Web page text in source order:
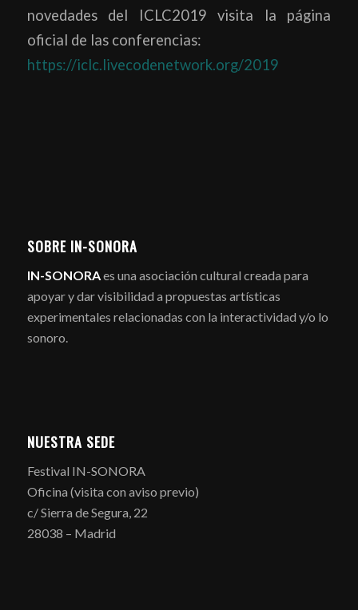
novedades del ICLC2019 visita la página
oficial de las conferencias:
https://iclc.livecodenetwork.org/2019
SOBRE IN-SONORA
IN-SONORAes una asociación cultural creada para
apoyar y dar visibilidad a propuestas artísticas
experimentales relacionadas con la interactividad y/o lo
sonoro.
NUESTRA SEDE
Festival IN-SONORA
Oficina (visita con aviso previo)
c/ Sierra de Segura, 22
28038 – Madrid